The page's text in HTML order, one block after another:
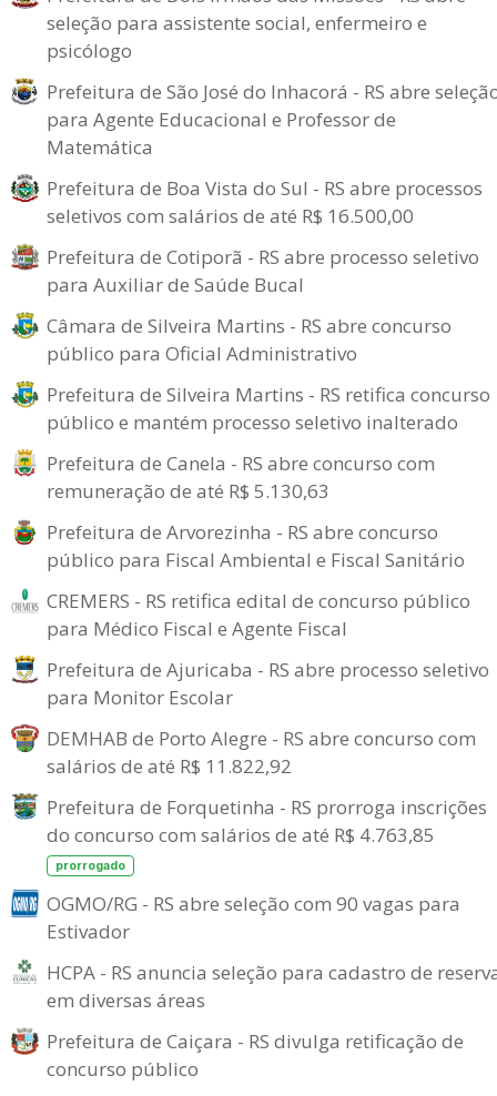
seleção para assistente social, enfermeiro e
psicólogo
Prefeitura de São José do Inhacorá - RS abre
para Agente Educacional e Professor de
Matemática
Prefeitura de Boa Vista do Sul - RS abre processos
seletivos com salários de até R$ 16.500,00
Prefeitura de Cotiporã - RS abre processo seletivo
para Auxiliar de Saúde Bucal
Câmara de Silveira Martins - RS abre concurso
público para Oficial Administrativo
Prefeitura de Silveira Martins - RS retifica concurso
público e mantém processo seletivo inalterado
Prefeitura de Canela - RS abre concurso com
remuneração de até R$ 5.130,63
Prefeitura de Arvorezinha - RS abre concurso
público para Fiscal Ambiental e Fiscal Sanitário
CREMERS - RS retifica edital de concurso público
para Médico Fiscal e Agente Fiscal
Prefeitura de Ajuricaba - RS abre processo seletivo
para Monitor Escolar
DEMHAB de Porto Alegre - RS abre concurso com
salários de até R$ 11.822,92
Prefeitura de Forquetinha - RS prorroga inscrições
do concurso com salários de até R$ 4.763,85
prorrogado
OGMO/RG - RS abre seleção com 90 vagas para
Estivador
HCPA - RS anuncia seleção para cadastro de
em diversas áreas
Prefeitura de Caiçara - RS divulga retificação de
concurso público